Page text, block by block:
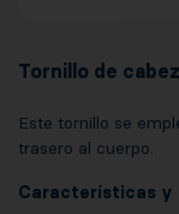
Tornillo de
Este tornillo se
trasero al cuerpo.
Características y